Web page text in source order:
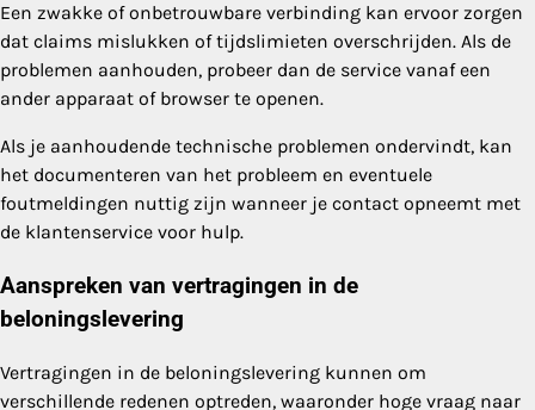
Een zwakke of onbetrouwbare verbinding kan ervoor zorgen
dat claims mislukken of tijdslimieten overschrijden. Als de
problemen aanhouden, probeer dan de service vanaf een
ander apparaat of browser te openen.
Als je aanhoudende technische problemen ondervindt, kan
het documenteren van het probleem en eventuele
foutmeldingen nuttig zijn wanneer je contact opneemt met
de klantenservice voor hulp.
Aanspreken van vertragingen in de
beloningslevering
Vertragingen in de beloningslevering kunnen om
verschillende redenen optreden, waaronder hoge vraag naar